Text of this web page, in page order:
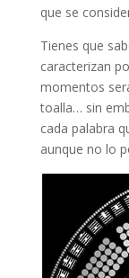
que se
Tienes que
caracterizan
momentos
toalla… sin
cada palabra
aunque no lo